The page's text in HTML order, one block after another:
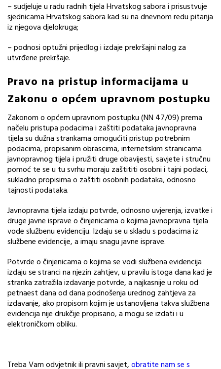
– sudjeluje u radu radnih tijela Hrvatskog sabora i prisustvuje
sjednicama Hrvatskog sabora kad su na dnevnom redu pitanja
iz njegova djelokruga;
– podnosi optužni prijedlog i izdaje prekršajni nalog za
utvrđene prekršaje.
Pravo na pristup informacijama u
Zakonu o općem upravnom postupku
Zakonom o općem upravnom postupku (NN 47/09) prema
načelu pristupa podacima i zaštiti podataka javnopravna
tijela su dužna strankama omogućiti pristup potrebnim
podacima, propisanim obrascima, internetskim stranicama
javnopravnog tijela i pružiti druge obavijesti, savjete i stručnu
pomoć te se u tu svrhu moraju zaštititi osobni i tajni podaci,
sukladno propisima o zaštiti osobnih podataka, odnosno
tajnosti podataka.
Javnopravna tijela izdaju potvrde, odnosno uvjerenja, izvatke i
druge javne isprave o činjenicama o kojima javnopravna tijela
vode službenu evidenciju. Izdaju se u skladu s podacima iz
službene evidencije, a imaju snagu javne isprave.
Potvrde o činjenicama o kojima se vodi službena evidencija
izdaju se stranci na njezin zahtjev, u pravilu istoga dana kad je
stranka zatražila izdavanje potvrde, a najkasnije u roku od
petnaest dana od dana podnošenja urednog zahtjeva za
izdavanje, ako propisom kojim je ustanovljena takva službena
evidencija nije drukčije propisano, a mogu se izdati i u
elektroničkom obliku.
Treba Vam odvjetnik ili pravni savjet,obratite nam se s